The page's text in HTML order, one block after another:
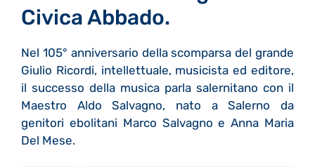
Civica Abbado.
Nel 105° anniversario della scomparsa del grande
Giulio Ricordi, intellettuale, musicista ed editore,
il successo della musica parla salernitano con il
Maestro Aldo Salvagno, nato a Salerno da
genitori ebolitani Marco Salvagno e Anna Maria
Del Mese.